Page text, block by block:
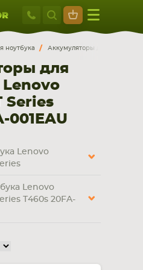
Москва
+7 495 414
5с3 (м. Семеновская)
59
ноутбука Аккумуляторы для ноутбуков
для
Lenovo
Series
001EAU
Lenovo
Lenovo
T460s 20FA-